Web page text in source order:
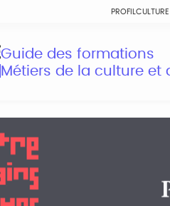
PROFILCULTURE
Guide des formations
Métiers de la culture et